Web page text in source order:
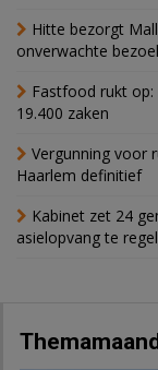
Hitte bezorgt
onverwachte
Fastfood rukt
19.400 zaken
Vergunning voor
Haarlem definitief
Kabinet zet 24
asielopvang te